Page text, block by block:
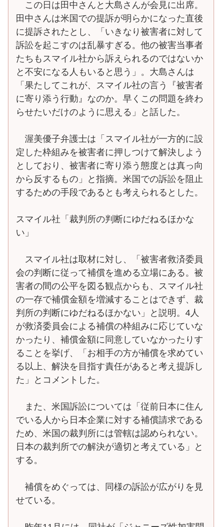
この日は田中さんと大島さんが会見に出席。
田中さんは米国での提訴が明らかになった直後
に提訴されたとし、「いきなり被害者に対して
訴訟を起こすのは乱暴すぎる。他の被害当事者
たちもスマイル社から訴えられるのではないか
と不安になる人もいると思う」。大島さんは
「果たしてこれが、スマイル社の言う『被害者
に寄り添う行動』なのか。早くこの問題を終わ
らせたいだけのように思える」と話した。
渥美優子弁護士は「スマイル社が一方的に設
定した枠組みを被害者に押しつけて解決しよう
としており、被害者に寄り添う態度とは真っ向
から反するもの」と指摘。米国での訴訟を阻止
するための手段であるとも考えられるとした。
スマイル社「裁判所の判断にゆだねるほかな
い」
スマイル社は取材に対し、「被害者救済委員
会の判断に従って補償を進める立場にある。被
害者の間の公平を図る観点からも、スマイル社
の一存で補償金額を増減することはできず、裁
判所の判断にゆだねるほかない」と説明。4人
が救済委員会による補償の枠組みに応じていな
かったり、補償金額に同意していなかったりす
ることを挙げ、「お相手の方が補償を求めてい
る以上、解決を目指す責任があると考え提訴し
た」とコメントした。
また、米国訴訟については「従前日本に住ん
でいる人から日本企業に対する補償請求である
ため、米国の裁判所には管轄は認められない。
日本の裁判所での解決が適切と考えている」と
する。
補償をめぐっては、同様の訴訟が広がりを見
せている。